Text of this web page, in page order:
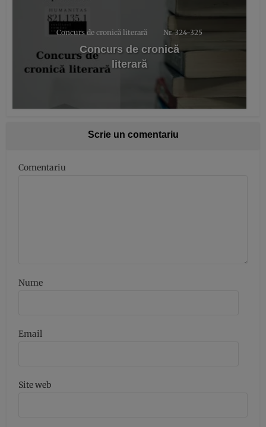
Concurs de cronică literară Nr. 324-325
Concurs de cronică
literară
Scrie un comentariu
Comentariu
Nume
Email
Site web